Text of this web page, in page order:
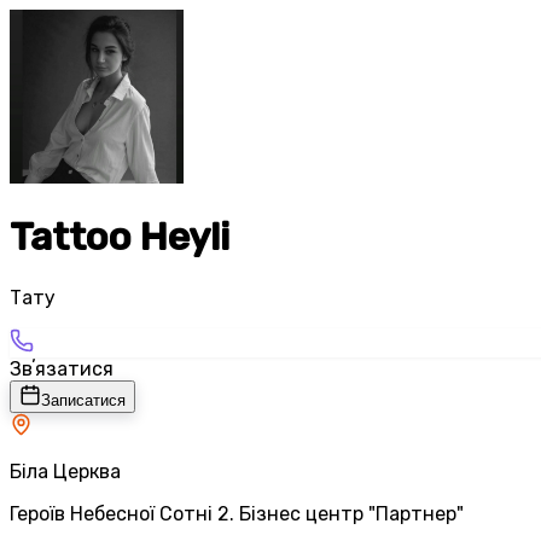
Tattoo Heyli
Тату
Звʼязатися
Записатися
Біла Церква
Героїв Небесної Сотні 2. Бізнес центр "Партнер"